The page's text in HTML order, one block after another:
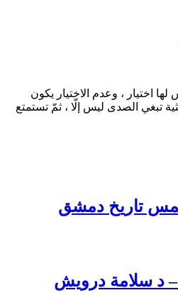
اختيار ، وعدم الاختيار يكون
تبغي الصدى ليس إلّا ، ثمّ تستمتع
تاريخ دمشق
– د سلامة درويش